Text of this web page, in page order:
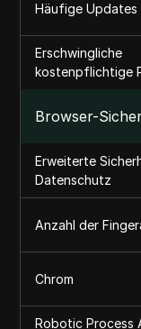
Häufige Updates
Erschwingliche
kostenpflichtige
Browser-
Erweiterte
Datenschutz
Anzahl der
Chrom
Robotic Process